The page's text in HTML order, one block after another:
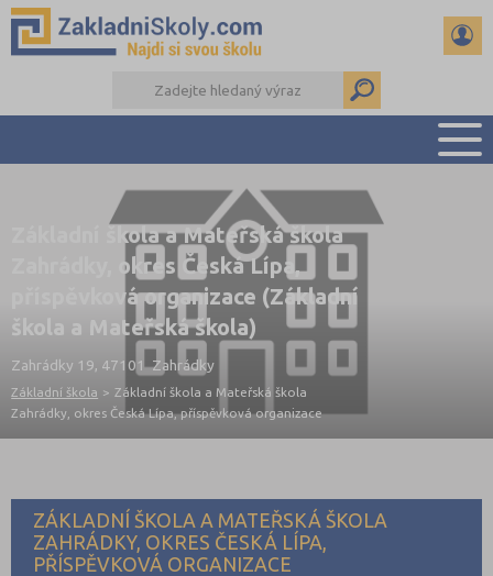
PŘEHLED ŠKOL
PŘIJÍMAČKY NA SŠ
RADY A ČLÁNKY
ČTENÁŘSKÝ DENÍK
DALŠÍ DRUHY ŠKOL
Základní škola a Mateřská škola
Zahrádky, okres Česká Lípa,
příspěvková organizace (Základní
škola a Mateřská škola)
Zahrádky 19, 47101 Zahrádky
Základní škola > Základní škola a Mateřská škola
Zahrádky, okres Česká Lípa, příspěvková organizace
ZÁKLADNÍ ŠKOLA A MATEŘSKÁ ŠKOLA
ZAHRÁDKY, OKRES ČESKÁ LÍPA,
PŘÍSPĚVKOVÁ ORGANIZACE